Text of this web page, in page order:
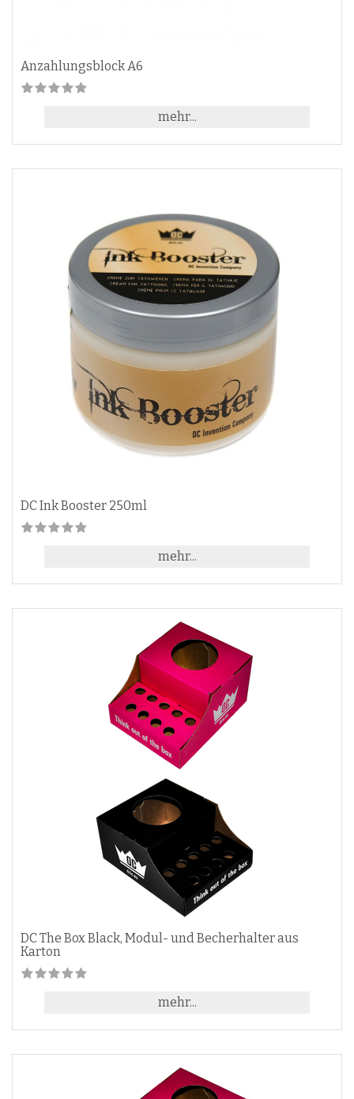
Anzahlungsblock A6
mehr...
DC Ink Booster 250ml
mehr...
DC The Box Black, Modul- und Becherhalter aus
Karton
mehr...